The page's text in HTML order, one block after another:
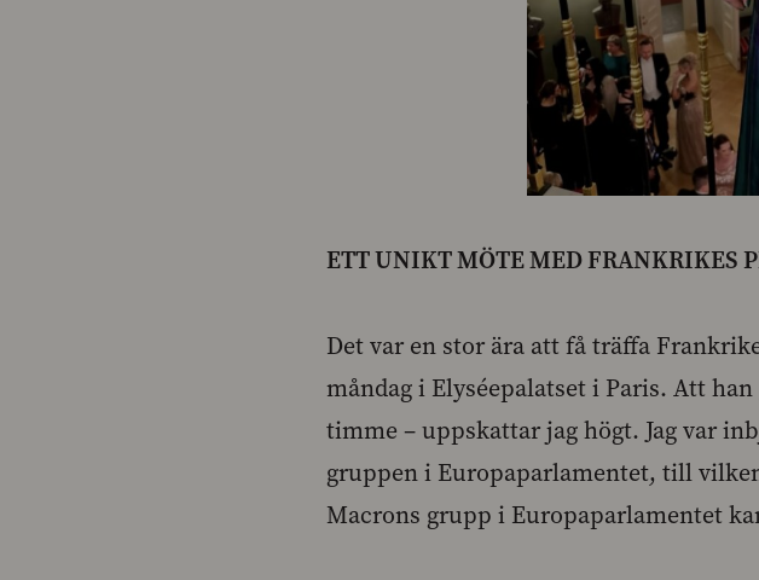
ETT UNIKT MÖTE MED FRANKRIKES
Det var en stor ära att få träffa
måndag i Elyséepalatset i Paris. Att
timme – uppskattar jag högt. Jag var
gruppen i Europaparlamentet, till
Macrons grupp i Europaparlamentet